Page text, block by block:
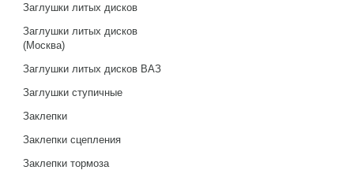
Заглушки литых дисков
Заглушки литых дисков
(Москва)
Заглушки литых дисков ВАЗ
Заглушки ступичные
Заклепки
Заклепки сцепления
Заклепки тормоза